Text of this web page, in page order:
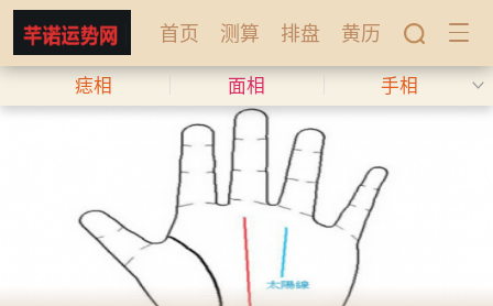
首页 测算 排盘 黄历
痣相 面相 手相